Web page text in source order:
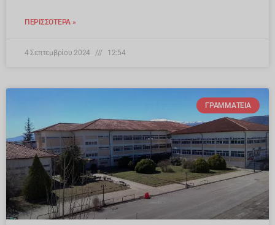
ΠΕΡΙΣΣΌΤΕΡΑ »
4 Σεπτεμβρίου 2024 12:54
ΓΡΑΜΜΑΤΕΊΑ